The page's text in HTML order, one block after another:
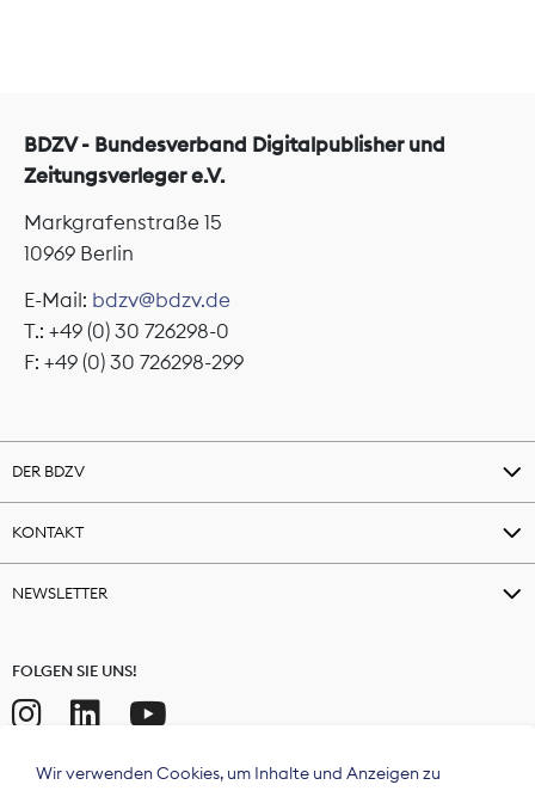
BDZV - Bundesverband Digitalpublisher und
Zeitungsverleger e.V.
Markgrafenstraße 15
10969 Berlin
E-Mail: bdzv@bdzv.de
T.: +49 (0) 30 726298-0
F: +49 (0) 30 726298-299
DER BDZV
KONTAKT
NEWSLETTER
FOLGEN SIE UNS!
Wir verwenden Cookies, um Inhalte und Anzeigen zu